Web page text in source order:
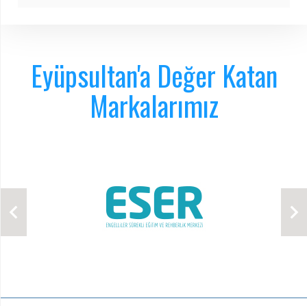
Eyüpsultan'a Değer Katan
Markalarımız